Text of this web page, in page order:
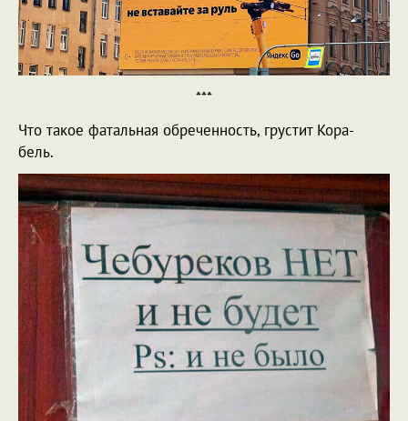
***
Что такое фатальная обреченность, грустит Кора-
бель.